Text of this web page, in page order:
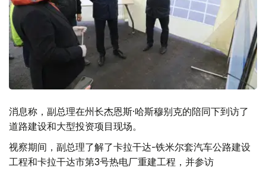
消息称，副总理在州长杰恩斯·哈斯穆别克的陪同下到访了
道路建设和大型投资项目现场。
视察期间，副总理了解了卡拉干达-铁米尔套汽车公路建设
工程和卡拉干达市第3号热电厂重建工程，并参访